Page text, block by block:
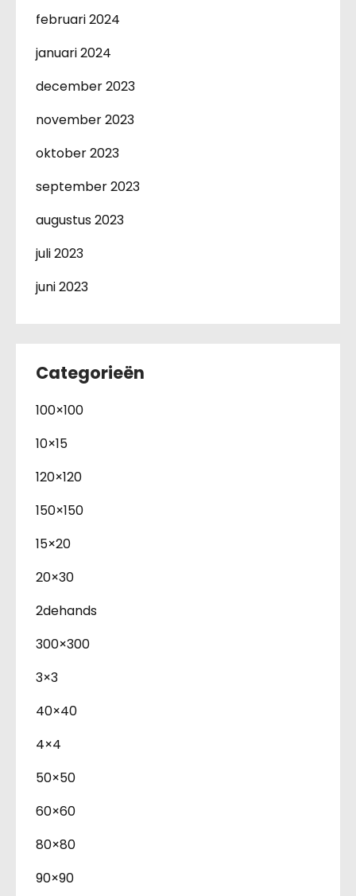
februari 2024
januari 2024
december 2023
november 2023
oktober 2023
september 2023
augustus 2023
juli 2023
juni 2023
Categorieën
100×100
10×15
120×120
150×150
15×20
20×30
2dehands
300×300
3×3
40×40
4×4
50×50
60×60
80×80
90×90